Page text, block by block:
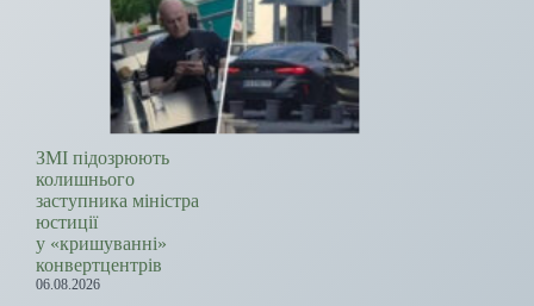
ЗМІ підозрюють
колишнього
заступника міністра
юстиції
у «кришуванні»
конвертцентрів
06.08.2026